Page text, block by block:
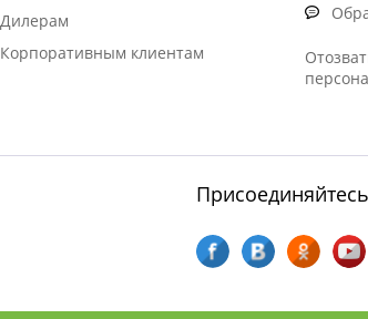
Дилерам
Корпоративным клиентам